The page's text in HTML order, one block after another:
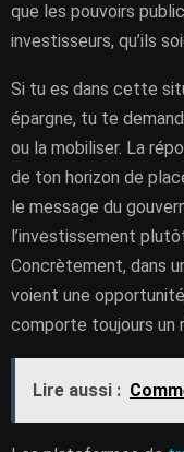
que les pouvoirs
investisseurs, qu’ils
Si tu es dans cette
épargne, tu te
ou la mobiliser. La
de ton horizon de
le message du
l’investissement
Concrètement, dans
voient une
comporte toujours un
Lire aussi :